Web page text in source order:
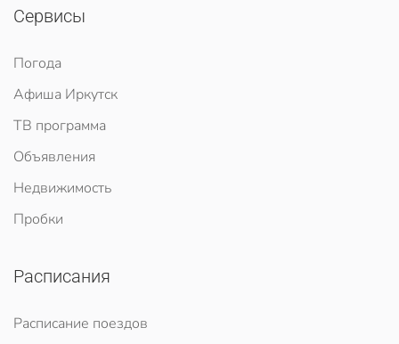
Сервисы
Погода
Афиша Иркутск
ТВ программа
Объявления
Недвижимость
Пробки
Расписания
Расписание поездов